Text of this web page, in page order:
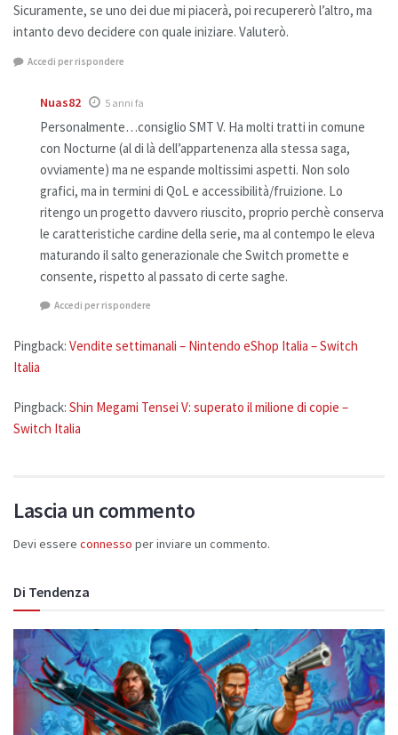
Sicuramente, se uno dei due mi piacerà, poi recupererò l’altro, ma
intanto devo decidere con quale iniziare. Valuterò.
Accedi per rispondere
Nuas82 5 anni fa
Personalmente…consiglio SMT V. Ha molti tratti in comune
con Nocturne (al di là dell’appartenenza alla stessa saga,
ovviamente) ma ne espande moltissimi aspetti. Non solo
grafici, ma in termini di QoL e accessibilità/fruizione. Lo
ritengo un progetto davvero riuscito, proprio perchè conserva
le caratteristiche cardine della serie, ma al contempo le eleva
maturando il salto generazionale che Switch promette e
consente, rispetto al passato di certe saghe.
Accedi per rispondere
Pingback: Vendite settimanali – Nintendo eShop Italia – Switch
Italia
Pingback: Shin Megami Tensei V: superato il milione di copie –
Switch Italia
Lascia un commento
Devi essere connesso per inviare un commento.
Di Tendenza